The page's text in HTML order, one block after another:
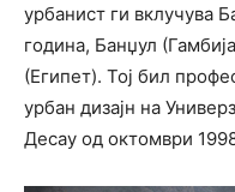
урбанист ги вклучува
година, Банџул
(Египет). Тој бил
урбан дизајн на
Десау од октомври